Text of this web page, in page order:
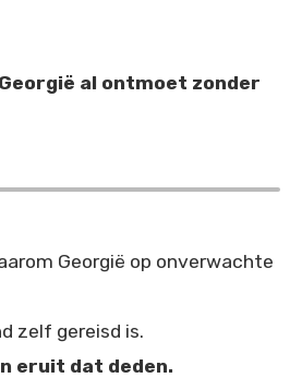
al ontmoet zonder
Georgië op onverwachte
zelf gereisd is.
eruit dat deden.